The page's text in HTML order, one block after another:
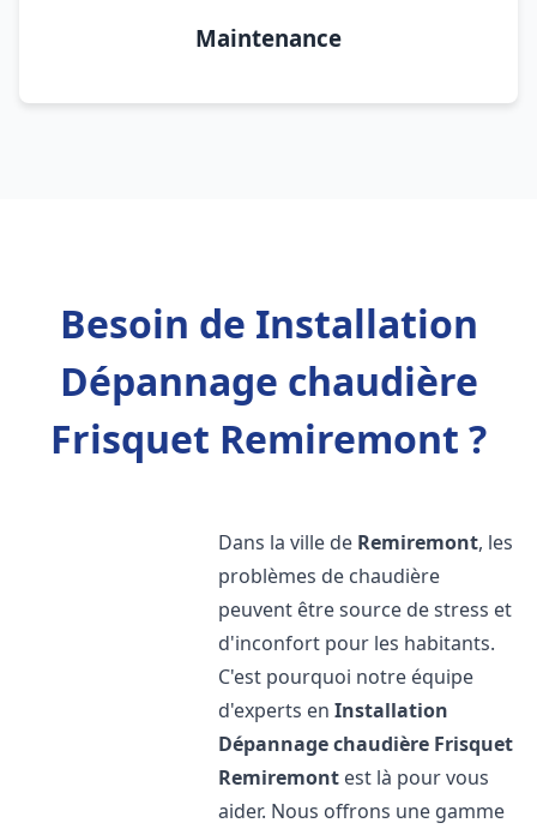
Maintenance
Besoin de Installation
Dépannage chaudière
Frisquet Remiremont ?
Dans la ville de Remiremont, les
problèmes de chaudière
peuvent être source de stress et
d'inconfort pour les habitants.
C'est pourquoi notre équipe
d'experts enInstallation
Dépannage chaudière Frisquet
Remiremont est là pour vous
aider. Nous offrons une gamme